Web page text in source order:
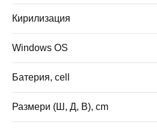
Кирилизация
Windows OS
Батерия, cell
Размери (Ш, Д, В), cm